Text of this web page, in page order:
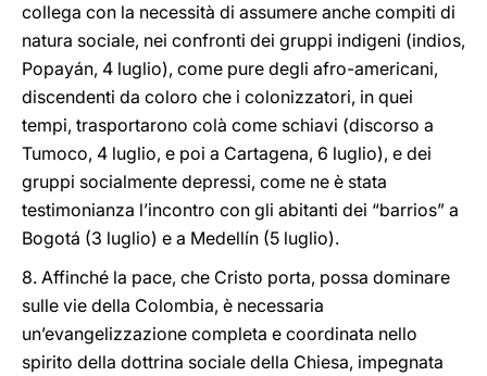
collega con la necessità di assumere anche compiti di
natura sociale, nei confronti dei gruppi indigeni (indios,
Popayán, 4 luglio), come pure degli afro-americani,
discendenti da coloro che i colonizzatori, in quei
tempi, trasportarono colà come schiavi (discorso a
Tumoco, 4 luglio, e poi a Cartagena, 6 luglio), e dei
gruppi socialmente depressi, come ne è stata
testimonianza l’incontro con gli abitanti dei “barrios” a
Bogotá (3 luglio) e a Medellín (5 luglio).
8. Affinché la pace, che Cristo porta, possa dominare
sulle vie della Colombia, è necessaria
un’evangelizzazione completa e coordinata nello
spirito della dottrina sociale della Chiesa, impegnata